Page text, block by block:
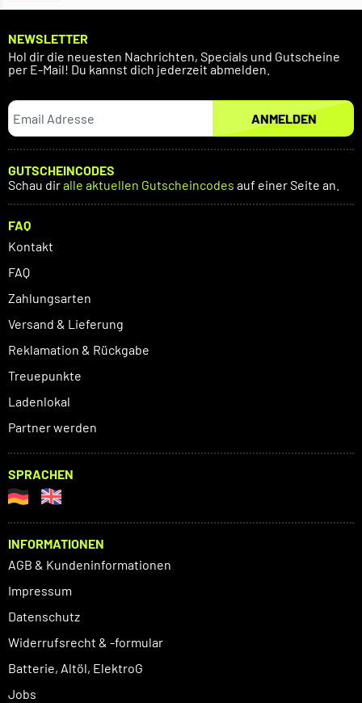
NEWSLETTER
Hol dir die neuesten Nachrichten, Specials und Gutscheine
per E-Mail! Du kannst dich jederzeit abmelden.
ANMELDEN
GUTSCHEINCODES
Schau diralle aktuellen Gutscheincodes auf einer Seite an.
FAQ
Kontakt
FAQ
Zahlungsarten
Versand & Lieferung
Reklamation & Rückgabe
Treuepunkte
Ladenlokal
Partner werden
SPRACHEN
INFORMATIONEN
AGB & Kundeninformationen
Impressum
Datenschutz
Widerrufsrecht & -formular
Batterie, Altöl, ElektroG
Jobs